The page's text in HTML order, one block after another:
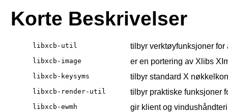
Korte Beskrivelser
libxcb-util tilbyr verktøyfunksjoner
libxcb-image er en portering av Xlibs
libxcb-keysyms tilbyr standard X
libxcb-render-util tilbyr praktiske funksjoner
libxcb-ewmh gir klient og